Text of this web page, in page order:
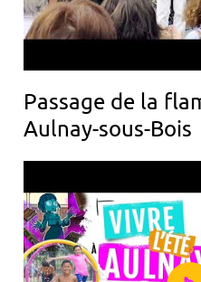
Passage de la
Aulnay-sous-Bois